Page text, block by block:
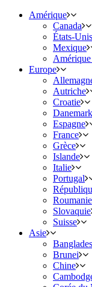
Amérique
Canada
États-Unis
Mexique
Europe
Autriche
Croatie
Danemark
Espagne
France
Grèce
Islande
Italie
Portugal
Roumanie
Slovaquie
Suisse
Asie
Brunei
Chine